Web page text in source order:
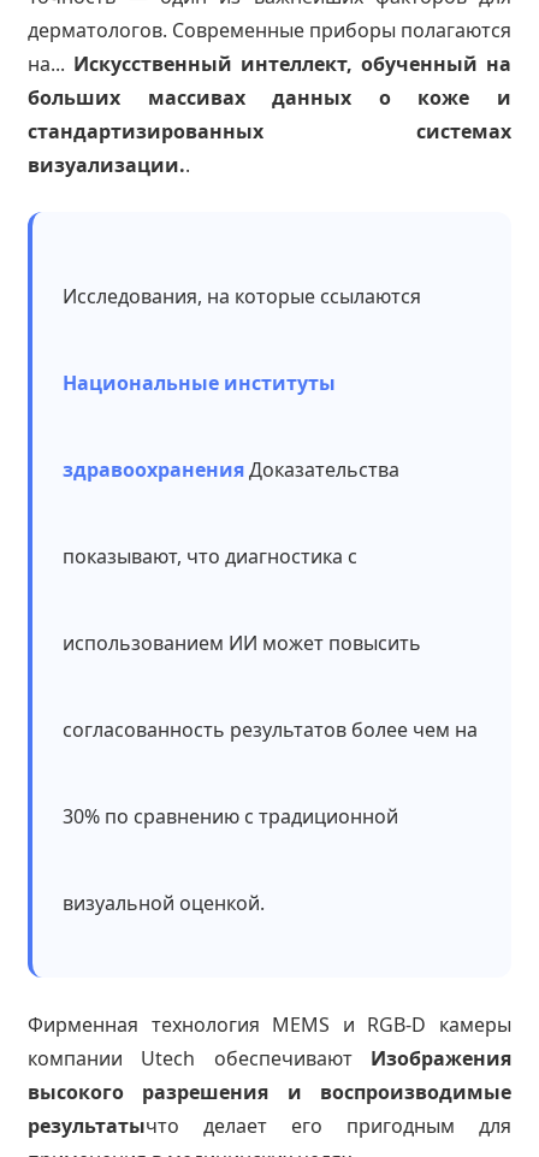
дерматологов. Современные приборы полагаются
на... Искусственный интеллект, обученный на
больших массивах данных о коже и
стандартизированных системах
визуализации..
Исследования, на которые ссылаются
Национальные институты
здравоохраненияДоказательства
показывают, что диагностика с
использованием ИИ может повысить
согласованность результатов более чем на
30% по сравнению с традиционной
визуальной оценкой.
Фирменная технология MEMS и RGB-D камеры
компании Utech обеспечивают Изображения
высокого разрешения и воспроизводимые
результатычто делает его пригодным для